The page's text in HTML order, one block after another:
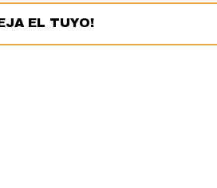
EL TUYO!